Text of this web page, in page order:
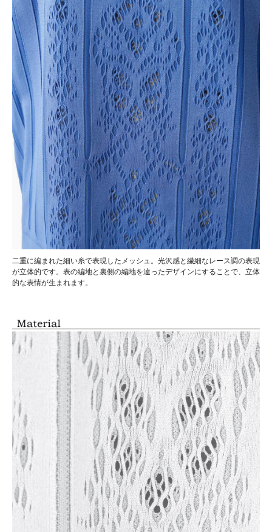
二重に編まれた細い糸で表現したメッシュ。光沢感と繊細なレース調の表現
が立体的です。表の編地と裏側の編地を違ったデザインにすることで、立体
的な表情が生まれます。